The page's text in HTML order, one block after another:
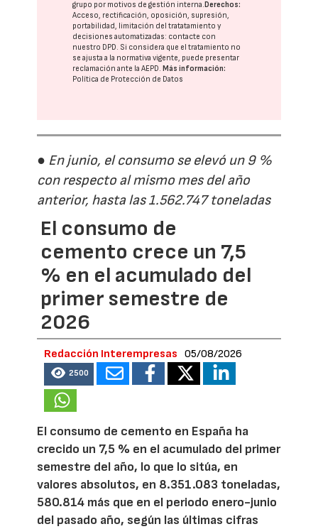
grupo por motivos de gestión interna.Derechos:
Acceso, rectificación, oposición, supresión,
portabilidad, limitación del tratatamiento y
decisiones automatizadas: contacte con
nuestro DPD. Si considera que el tratamiento no
se ajusta a la normativa vigente, puede presentar
reclamación ante laAEPD.Más información:
Política de Protección de Datos
● En junio, el consumo se elevó un 9 %
con respecto al mismo mes del año
anterior, hasta las 1.562.747 toneladas
El consumo de
cemento crece un 7,5
% en el acumulado del
primer semestre de
2026
Redacción Interempresas 05/08/2026
2500
El consumo de cemento en España ha
crecido un 7,5 % en el acumulado del primer
semestre del año, lo que lo sitúa, en
valores absolutos, en 8.351.083 toneladas,
580.814 más que en el periodo enero-junio
del pasado año, según las últimas cifras